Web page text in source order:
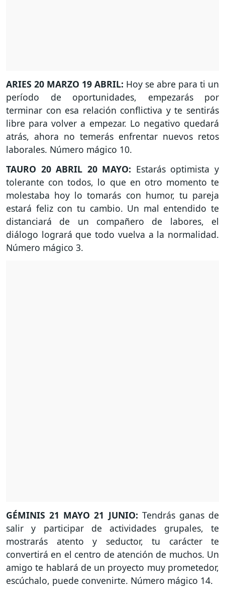
ARIES 20 MARZO 19 ABRIL: Hoy se abre para ti un
período de oportunidades, empezarás por
terminar con esa relación conflictiva y te sentirás
libre para volver a empezar. Lo negativo quedará
atrás, ahora no temerás enfrentar nuevos retos
laborales. Número mágico 10.
TAURO 20 ABRIL 20 MAYO: Estarás optimista y
tolerante con todos, lo que en otro momento te
molestaba hoy lo tomarás con humor, tu pareja
estará feliz con tu cambio. Un mal entendido te
distanciará de un compañero de labores, el
diálogo logrará que todo vuelva a la normalidad.
Número mágico 3.
GÉMINIS 21 MAYO 21 JUNIO: Tendrás ganas de
salir y participar de actividades grupales, te
mostrarás atento y seductor, tu carácter te
convertirá en el centro de atención de muchos. Un
amigo te hablará de un proyecto muy prometedor,
escúchalo, puede convenirte. Número mágico 14.